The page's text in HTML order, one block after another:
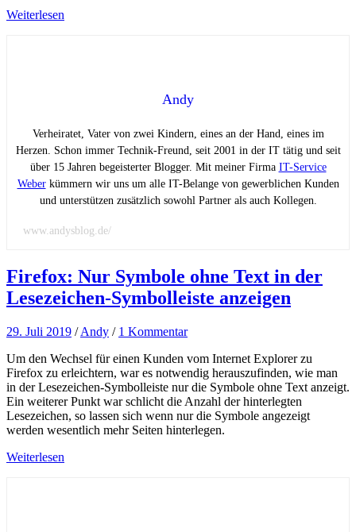
Weiterlesen
Andy
Verheiratet, Vater von zwei Kindern, eines an der Hand, eines im
Herzen. Schon immer Technik-Freund, seit 2001 in der IT tätig und seit
über 15 Jahren begeisterter Blogger. Mit meiner Firma IT-Service
Weberkümmern wir uns um alle IT-Belange von gewerblichen Kunden
und unterstützen zusätzlich sowohl Partner als auch Kollegen.
www.andysblog.de/
Firefox: Nur Symbole ohne Text in der
Lesezeichen-Symbolleiste anzeigen
29. Juli 2019 /Andy / 1 Kommentar
Um den Wechsel für einen Kunden vom Internet Explorer zu
Firefox zu erleichtern, war es notwendig herauszufinden, wie man
in der Lesezeichen-Symbolleiste nur die Symbole ohne Text anzeigt.
Ein weiterer Punkt war schlicht die Anzahl der hinterlegten
Lesezeichen, so lassen sich wenn nur die Symbole angezeigt
werden wesentlich mehr Seiten hinterlegen.
Weiterlesen